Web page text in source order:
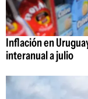
Inflación en
interanual a julio